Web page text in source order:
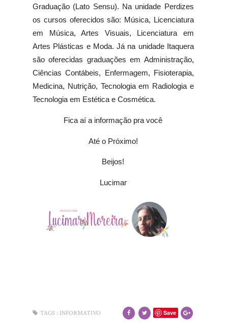
Graduação (Lato Sensu). Na unidade Perdizes
os cursos oferecidos são: Música, Licenciatura
em Música, Artes Visuais, Licenciatura em
Artes Plásticas e Moda. Já na unidade Itaquera
são oferecidas graduações em Administração,
Ciências Contábeis, Enfermagem, Fisioterapia,
Medicina, Nutrição, Tecnologia em Radiologia e
Tecnologia em Estética e Cosmética.
Fica aí a informação pra você
Até o Próximo!
Beijos!
Lucimar
Save
TAGS : INFORMATIVO